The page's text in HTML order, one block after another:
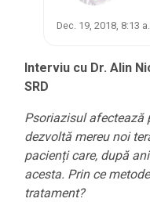
Dec. 19, 2018, 8:13
Interviu cu Dr. Alin
SRD
Psoriazisul afectează
dezvoltă mereu noi
pacienți care, după
acesta. Prin ce
tratament?